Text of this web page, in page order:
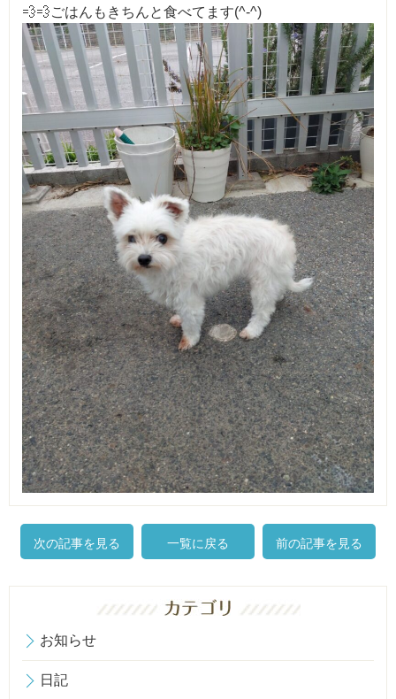
💨💨ごはんもきちんと食べてます(^-^)
次の記事を見る 一覧に戻る 前の記事を見る
お知らせ
日記